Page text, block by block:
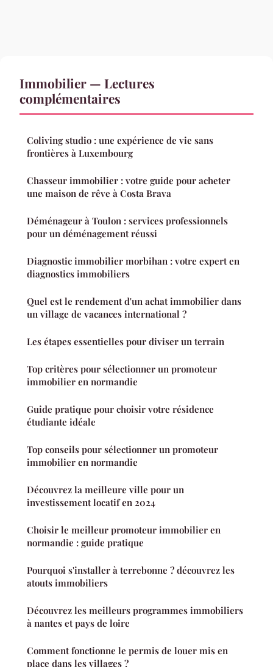
Immobilier — Lectures
complémentaires
Coliving studio : une expérience de vie sans
frontières à Luxembourg
Chasseur immobilier : votre guide pour acheter
une maison de rêve à Costa Brava
Déménageur à Toulon : services professionnels
pour un déménagement réussi
Diagnostic immobilier morbihan : votre expert en
diagnostics immobiliers
Quel est le rendement d'un achat immobilier dans
un village de vacances international ?
Les étapes essentielles pour diviser un terrain
Top critères pour sélectionner un promoteur
immobilier en normandie
Guide pratique pour choisir votre résidence
étudiante idéale
Top conseils pour sélectionner un promoteur
immobilier en normandie
Découvrez la meilleure ville pour un
investissement locatif en 2024
Choisir le meilleur promoteur immobilier en
normandie : guide pratique
Pourquoi s'installer à terrebonne ? découvrez les
atouts immobiliers
Découvrez les meilleurs programmes immobiliers
à nantes et pays de loire
Comment fonctionne le permis de louer mis en
place dans les villages ?